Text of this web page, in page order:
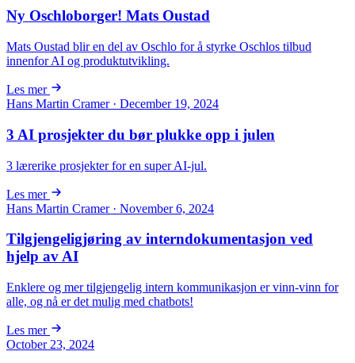
Ny Oschloborger! Mats Oustad
Mats Oustad blir en del av Oschlo for å styrke Oschlos tilbud
innenfor AI og produktutvikling.
Les mer
Hans Martin Cramer · December 19, 2024
3 AI prosjekter du bør plukke opp i julen
3 lærerike prosjekter for en super AI-jul.
Les mer
Hans Martin Cramer · November 6, 2024
Tilgjengeligjøring av interndokumentasjon ved
hjelp av AI
Enklere og mer tilgjengelig intern kommunikasjon er vinn-vinn for
alle, og nå er det mulig med chatbots!
Les mer
October 23, 2024